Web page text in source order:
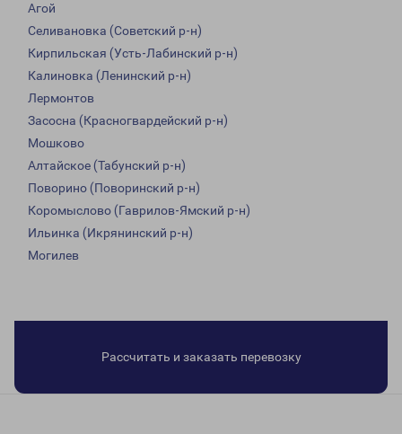
Агой
Селивановка (Советский р-н)
Кирпильская (Усть-Лабинский р-н)
Калиновка (Ленинский р-н)
Лермонтов
Засосна (Красногвардейский р-н)
Мошково
Алтайское (Табунский р-н)
Поворино (Поворинский р-н)
Коромыслово (Гаврилов-Ямский р-н)
Ильинка (Икрянинский р-н)
Могилев
Рассчитать и заказать перевозку